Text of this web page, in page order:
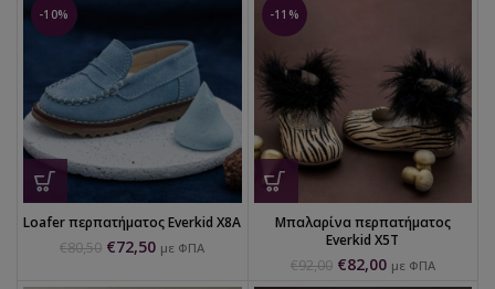
-10%
Loafer περπατήματος Everkid X8A
€80,50 €72,50 με ΦΠΑ
-11%
Μπαλαρίνα περπατήματος
Everkid X5T
€92,00 €82,00 με ΦΠΑ